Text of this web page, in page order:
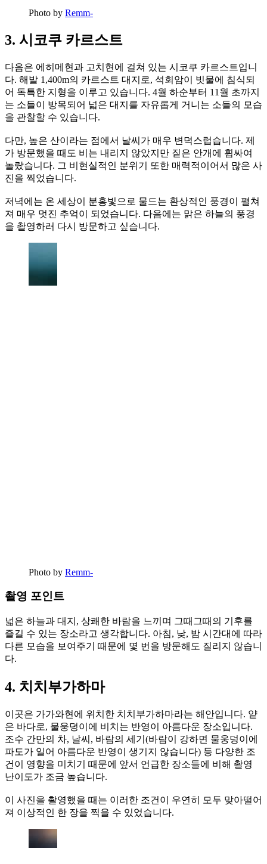
Photo by Remm-
3. 시코쿠 카르스트
다음은 에히메현과 고치현에 걸쳐 있는 시코쿠 카르스트입니
다. 해발 1,400m의 카르스트 대지로, 석회암이 빗물에 침식되
어 독특한 지형을 이루고 있습니다. 4월 하순부터 11월 초까지
는 소들이 방목되어 넓은 대지를 자유롭게 거니는 소들의 모습
을 관찰할 수 있습니다.
다만, 높은 산이라는 점에서 날씨가 매우 변덕스럽습니다. 제
가 방문했을 때도 비는 내리지 않았지만 짙은 안개에 휩싸여
놀랐습니다. 그 비현실적인 분위기 또한 매력적이어서 많은 사
진을 찍었습니다.
저녁에는 온 세상이 분홍빛으로 물드는 환상적인 풍경이 펼쳐
져 매우 멋진 추억이 되었습니다. 다음에는 맑은 하늘의 풍경
을 촬영하러 다시 방문하고 싶습니다.
Photo by Remm-
촬영 포인트
넓은 하늘과 대지, 상쾌한 바람을 느끼며 그때그때의 기후를
즐길 수 있는 장소라고 생각합니다. 아침, 낮, 밤 시간대에 따라
다른 모습을 보여주기 때문에 몇 번을 방문해도 질리지 않습니
다.
4. 치치부가하마
이곳은 가가와현에 위치한 치치부가하마라는 해안입니다. 얕
은 바다로, 물웅덩이에 비치는 반영이 아름다운 장소입니다.
조수 간만의 차, 날씨, 바람의 세기(바람이 강하면 물웅덩이에
파도가 일어 아름다운 반영이 생기지 않습니다) 등 다양한 조
건이 영향을 미치기 때문에 앞서 언급한 장소들에 비해 촬영
난이도가 조금 높습니다.
이 사진을 촬영했을 때는 이러한 조건이 우연히 모두 맞아떨어
져 이상적인 한 장을 찍을 수 있었습니다.